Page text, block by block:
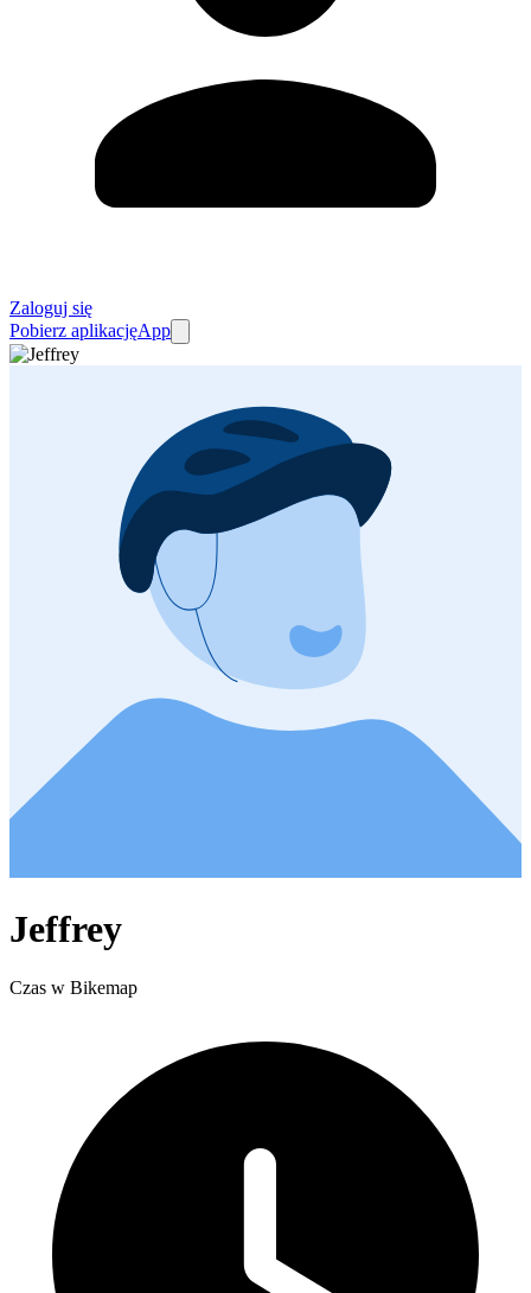
Zaloguj się
Pobierz aplikacjęApp
Jeffrey
Czas w Bikemap